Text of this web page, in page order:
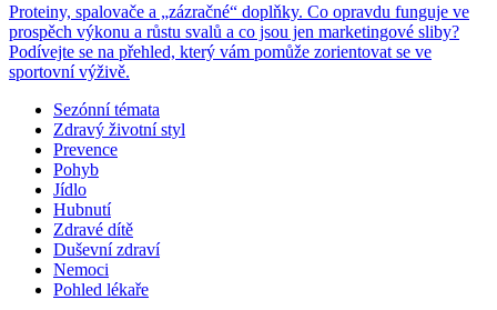
Proteiny, spalovače a „zázračné“ doplňky. Co opravdu funguje ve
prospěch výkonu a růstu svalů a co jsou jen marketingové sliby?
Podívejte se na přehled, který vám pomůže zorientovat se ve
sportovní výživě.
Sezónní témata
Zdravý životní styl
Prevence
Pohyb
Jídlo
Hubnutí
Zdravé dítě
Duševní zdraví
Nemoci
Pohled lékaře